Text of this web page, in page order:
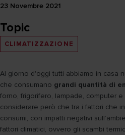
23 Novembre 2021
Topic
CLIMATIZZAZIONE
Al giorno d'oggi tutti abbiamo in casa
che consumano grandi quantità di
forno, frigorifero, lampade, computer e
considerare però che tra i fattori che
consumi, con impatti negativi
fattori climatici, ovvero gli scambi